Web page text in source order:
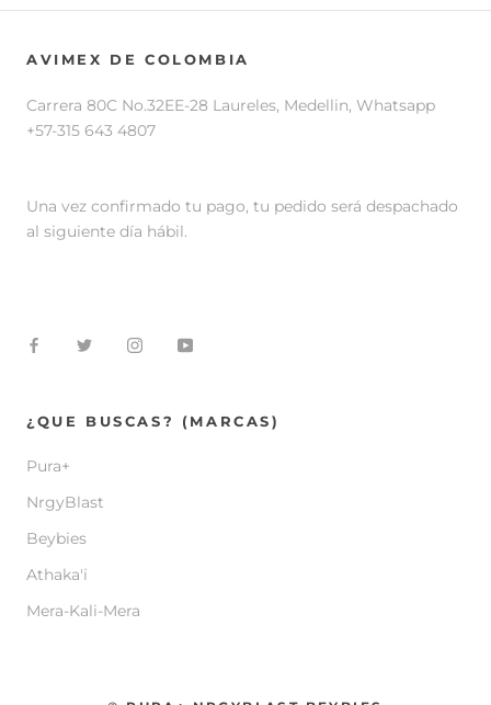
AVIMEX DE COLOMBIA
Carrera 80C No.32EE-28 Laureles, Medellin, Whatsapp
+57-315 643 4807
Una vez confirmado tu pago, tu pedido será despachado
al siguiente día hábil.
¿QUE BUSCAS? (MARCAS)
Pura+
NrgyBlast
Beybies
Athaka'i
Mera-Kali-Mera